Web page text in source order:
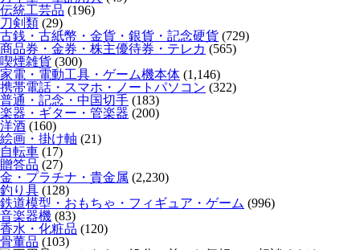
伝統工芸品 (196)
刀剣類 (29)
古銭・古紙幣・金貨・銀貨・記念硬貨 (729)
商品券・金券・株主優待券・テレカ (565)
喫煙雑貨 (300)
家電・電動工具・ゲーム機本体 (1,146)
携帯電話・スマホ・ノートパソコン (322)
普通・記念・中国切手 (183)
楽器・ギター・管楽器 (200)
洋酒 (160)
絵画・掛け軸 (21)
自転車 (17)
贈答品 (27)
金・プラチナ・貴金属 (2,230)
釣り具 (128)
鉄道模型・おもちゃ・フィギュア・ゲーム (996)
音楽器機 (83)
香水・化粧品 (120)
骨董品 (103)